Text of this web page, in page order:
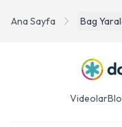
Ana Sayfa Bag
Videolar